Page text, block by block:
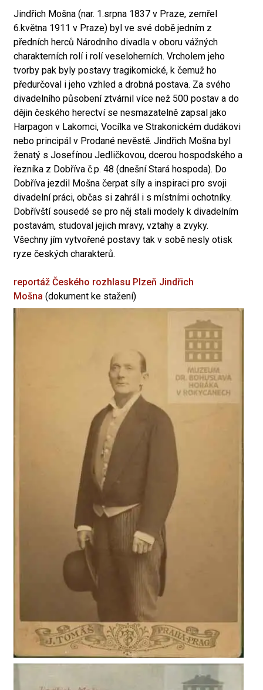
Jindřich Mošna (nar. 1.srpna 1837 v Praze, zemřel
6.května 1911 v Praze) byl ve své době jedním z
předních herců Národního divadla v oboru vážných
charakterních rolí i rolí veseloherních. Vrcholem jeho
tvorby pak byly postavy tragikomické, k čemuž ho
předurčoval i jeho vzhled a drobná postava. Za svého
divadelního působení ztvárnil více než 500 postav a do
dějin českého herectví se nesmazatelně zapsal jako
Harpagon v Lakomci, Vocílka ve Strakonickém dudákovi
nebo principál v Prodané nevěstě. Jindřich Mošna byl
ženatý s Josefínou Jedličkovou, dcerou hospodského a
řezníka z Dobříva č.p. 48 (dnešní Stará hospoda). Do
Dobříva jezdil Mošna čerpat síly a inspiraci pro svoji
divadelní práci, občas si zahrál i s místními ochotníky.
Dobřívští sousedé se pro něj stali modely k divadelním
postavám, studoval jejich mravy, vztahy a zvyky.
Všechny jím vytvořené postavy tak v sobě nesly otisk
ryze českých charakterů.
reportáž Českého rozhlasu Plzeň Jindřich
Mošna (dokument ke stažení)